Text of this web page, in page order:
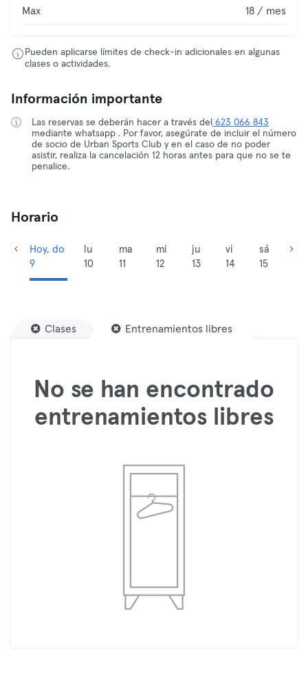
Max 18 / mes
Pueden aplicarse límites de check-in adicionales en algunas
clases o actividades.
Información importante
Las reservas se deberán hacer a través del 623 066 843
mediante whatsapp . Por favor, asegúrate de incluir el número
de socio de Urban Sports Club y en el caso de no poder
asistir, realiza la cancelación 12 horas antes para que no se te
penalice.
Horario
Hoy, do
9
lu
10
ma
11
mi
12
ju
13
vi
14
sá
15
Clases Entrenamientos libres
No se han encontrado
entrenamientos libres